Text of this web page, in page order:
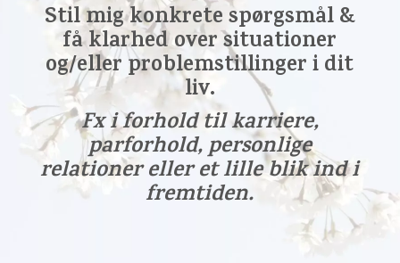
Stil mig konkrete spørgsmål &
få klarhed over situationer
og/eller problemstillinger i dit
liv.
Fx i forhold til karriere,
parforhold, personlige
relationer eller et lille blik ind i
fremtiden.